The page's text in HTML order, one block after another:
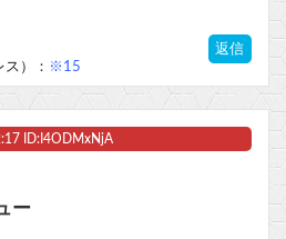
返信
）： ※15
ID:I4ODMxNjA
ー